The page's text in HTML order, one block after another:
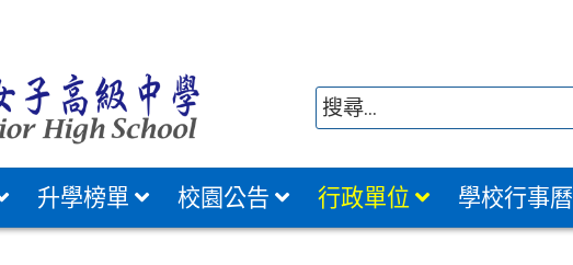
升學榜單 校園公告 行政單位 學校行事曆